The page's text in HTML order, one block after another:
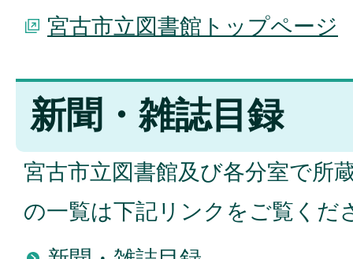
宮古市立図書館トップページ
新聞・雑誌目録
宮古市立図書館及び各分室で所
の一覧は下記リンクをご覧くだ